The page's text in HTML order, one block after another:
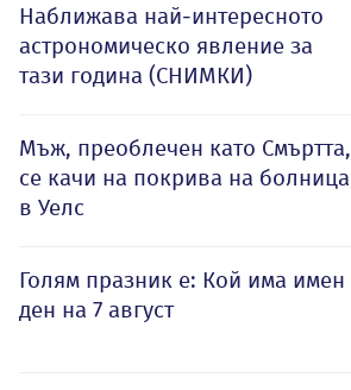
Наближава най-интересното
астрономическо явление за
тази година (СНИМКИ)
Мъж, преоблечен като Смъртта,
се качи на покрива на болница
в Уелс
Голям празник е: Кой има имен
ден на 7 август